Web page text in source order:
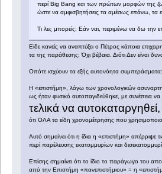
περί Big Bang και των πρώτων μορφών της
ώστε να αμφισβητήσεις τα αμέσως επάνω, τα
Τι λες μπορείς; Εάν ναι, περιμένω να δω την
Είδε κανείς να αναπτύξει ο Πέτρος κάποια
τα της παράθεσης; Όχι βέβαια. Διότι Δεν είναι
Οπότε ισχύουν τα εξής αυτονόητα συμπεράσματα:
Η «επιστήμη», λόγω των χρονολογικών
ως ήταν φυσικό αυτοπαγιδεύθηκε, με συνέπεια να
τελικά να αυτοκαταργηθεί,
ότι ΟΛΑ τα είδη χρονομέτρησης που
Αυτό σημαίνει ότι η ίδια η «επιστήμη» απέρριψε
περί παρέλευσης εκατομμυρίων και
Επίσης σημαίνει ότι το ίδιο το παράγωγο του
από την Επιστήμη «πανεπιστήμιου» = η